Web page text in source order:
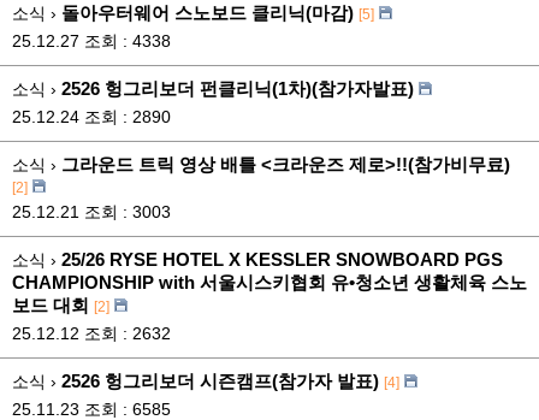
소식 › 돌아우터웨어 스노보드 클리닉(마감) [5]
25.12.27 조회 : 4338
소식 › 2526 헝그리보더 펀클리닉(1차)(참가자발표)
25.12.24 조회 : 2890
소식 › 그라운드 트릭 영상 배틀 <크라운즈 제로>!!(참가비무료)
[2]
25.12.21 조회 : 3003
소식 › 25/26 RYSE HOTEL X KESSLER SNOWBOARD PGS
CHAMPIONSHIP with 서울시스키협회 유•청소년 생활체육 스노
보드 대회 [2]
25.12.12 조회 : 2632
소식 › 2526 헝그리보더 시즌캠프(참가자 발표) [4]
25.11.23 조회 : 6585